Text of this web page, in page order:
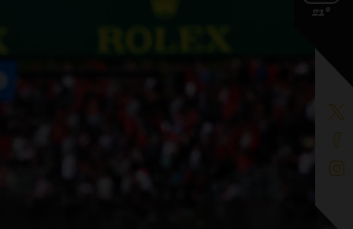
21°
PRIX RADIO ACTIES